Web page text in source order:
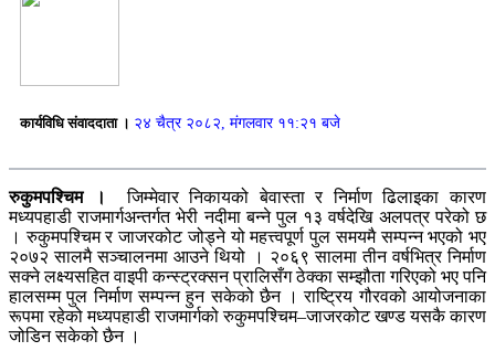
कार्यविधि संवाददाता । २४ चैत्र २०८२, मंगलवार ११:२१ बजे
रुकुमपश्चिम ।
जिम्मेवार निकायको बेवास्ता र निर्माण ढिलाइका कारण
मध्यपहाडी राजमार्गअन्तर्गत भेरी नदीमा बन्ने पुल १३ वर्षदेखि अलपत्र परेको छ
। रुकुमपश्चिम र जाजरकोट जोड्ने यो महत्त्वपूर्ण पुल समयमै सम्पन्न भएको भए
२०७२ सालमै सञ्चालनमा आउने थियो । २०६९ सालमा तीन वर्षभित्र निर्माण
सक्ने लक्ष्यसहित वाइपी कन्स्ट्रक्सन प्रालिसँग ठेक्का सम्झौता गरिएको भए पनि
हालसम्म पुल निर्माण सम्पन्न हुन सकेको छैन । राष्ट्रिय गौरवको आयोजनाका
रूपमा रहेको मध्यपहाडी राजमार्गको रुकुमपश्चिम–जाजरकोट खण्ड यसकै कारण
जोडिन सकेको छैन ।